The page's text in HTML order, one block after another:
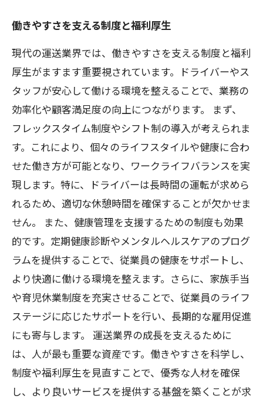
働きやすさを支える制度と福利厚生
現代の運送業界では、働きやすさを支える制度と福利
厚生がますます重要視されています。ドライバーやス
タッフが安心して働ける環境を整えることで、業務の
効率化や顧客満足度の向上につながります。 まず、
フレックスタイム制度やシフト制の導入が考えられま
す。これにより、個々のライフスタイルや健康に合わ
せた働き方が可能となり、ワークライフバランスを実
現します。特に、ドライバーは長時間の運転が求めら
れるため、適切な休憩時間を確保することが欠かせま
せん。 また、健康管理を支援するための制度も効果
的です。定期健康診断やメンタルヘルスケアのプログ
ラムを提供することで、従業員の健康をサポートし、
より快適に働ける環境を整えます。さらに、家族手当
や育児休業制度を充実させることで、従業員のライフ
ステージに応じたサポートを行い、長期的な雇用促進
にも寄与します。 運送業界の成長を支えるために
は、人が最も重要な資産です。働きやすさを科学し、
制度や福利厚生を見直すことで、優秀な人材を確保
し、より良いサービスを提供する基盤を築くことが求